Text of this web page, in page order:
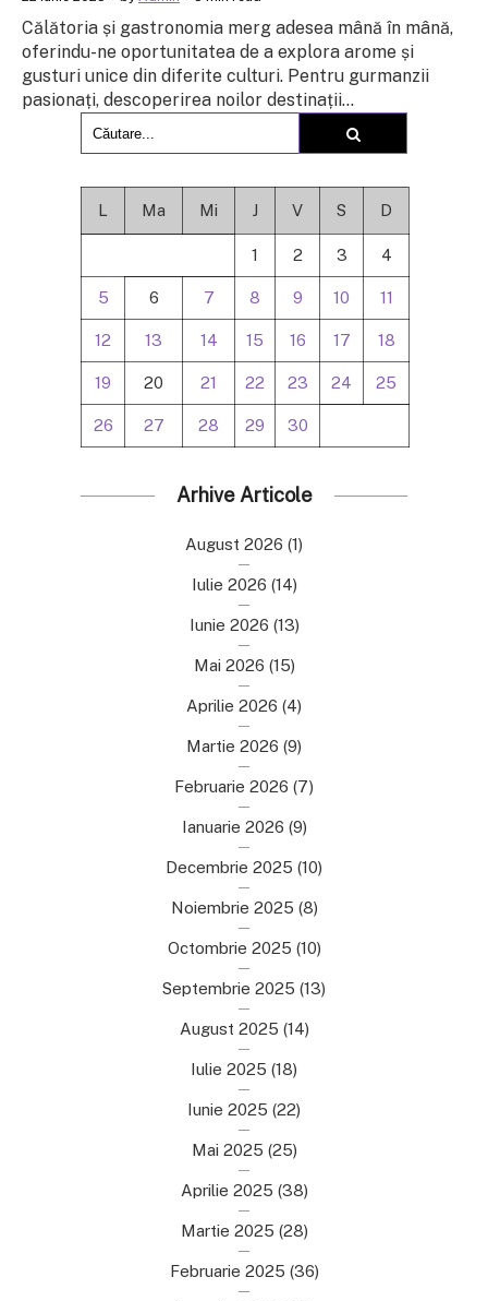
Călătoria și gastronomia merg adesea mână în mână,
oferindu-ne oportunitatea de a explora arome și
gusturi unice din diferite culturi. Pentru gurmanzii
pasionați, descoperirea noilor destinații...
L Ma Mi J V S D
1 2 3 4
5 6 7 8 9 10 11
12 13 14 15 16 17 18
19 20 21 22 23 24 25
26 27 28 29 30
Arhive Articole
August 2026 (1)
Iulie 2026 (14)
Iunie 2026 (13)
Mai 2026 (15)
Aprilie 2026 (4)
Martie 2026 (9)
Februarie 2026 (7)
Ianuarie 2026 (9)
Decembrie 2025 (10)
Noiembrie 2025 (8)
Octombrie 2025 (10)
Septembrie 2025 (13)
August 2025 (14)
Iulie 2025 (18)
Iunie 2025 (22)
Mai 2025 (25)
Aprilie 2025 (38)
Martie 2025 (28)
Februarie 2025 (36)